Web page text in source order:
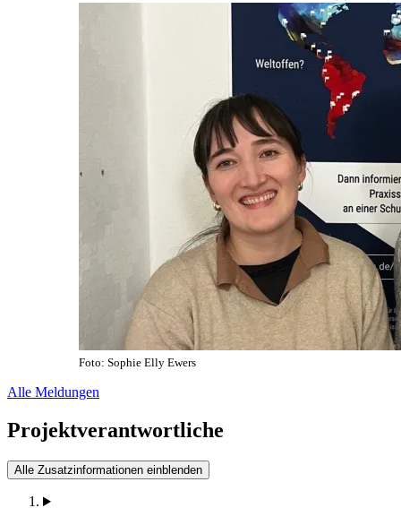
Foto: Sophie Elly Ewers
Alle Meldungen
Projektverantwortliche
Alle Zusatzinformationen einblenden